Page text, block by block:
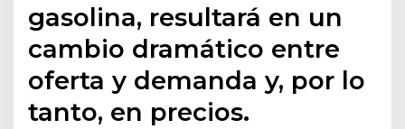
gasolina, resultará en un
cambio dramático entre
oferta y demanda y, por lo
tanto, en precios.